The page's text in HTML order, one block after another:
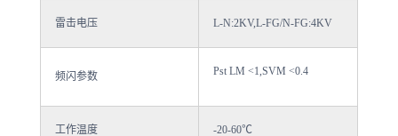
雷击电压 L-N:2KV,L-FG/N-FG:4KV
频闪参数 Pst LM <1,SVM <0.4
工作温度 -20-60℃